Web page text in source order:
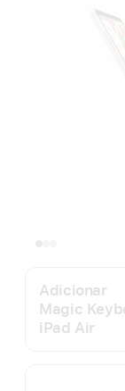
Adicionar
Magic
iPad Air